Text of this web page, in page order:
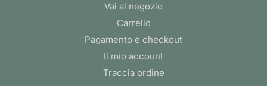
Vai al negozio
Carrello
Pagamento e checkout
Il mio account
Traccia ordine